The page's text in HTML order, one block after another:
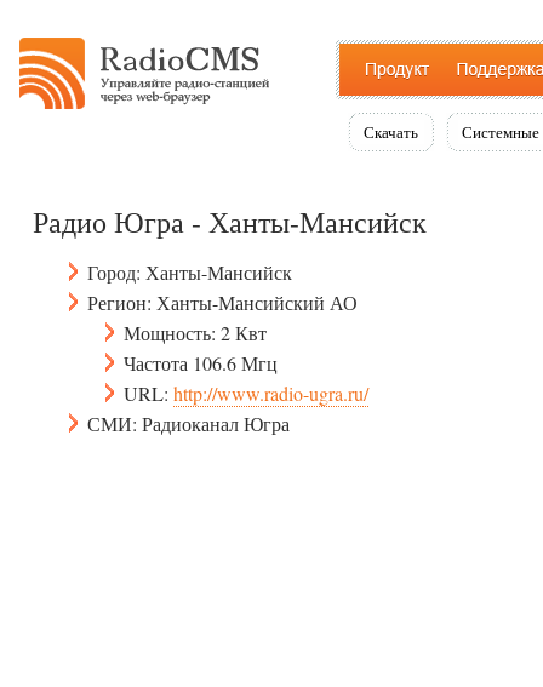
Скачать Системные
Радио Югра - Ханты-Мансийск
Город: Ханты-Мансийск
Регион: Ханты-Мансийский АО
Мощность: 2 Квт
Частота 106.6 Мгц
URL: http://www.radio-ugra.ru/
СМИ: Радиоканал Югра